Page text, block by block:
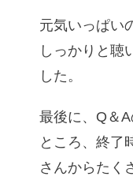
元気いっぱい
しっかりと聴
した。
最後に、Q＆
ところ、終了
さんからたく